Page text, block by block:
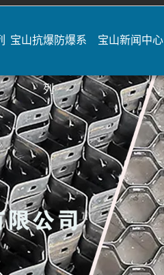
宝山抗爆防爆系
列
宝山新闻中心